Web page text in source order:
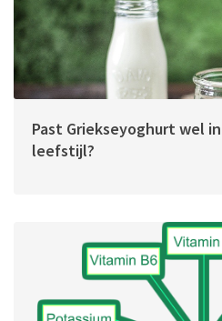
Past Griekseyoghurt wel
leefstijl?